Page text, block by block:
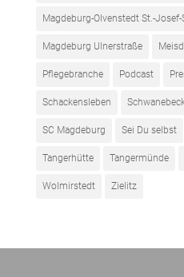
Magdeburg-Olvenstedt St.-Josef-
Magdeburg Ulnerstraße
Pflegebranche Podcast
Schackensleben
SC Magdeburg Sei Du selbst
Tangerhütte Tangermünde
Wolmirstedt Zielitz